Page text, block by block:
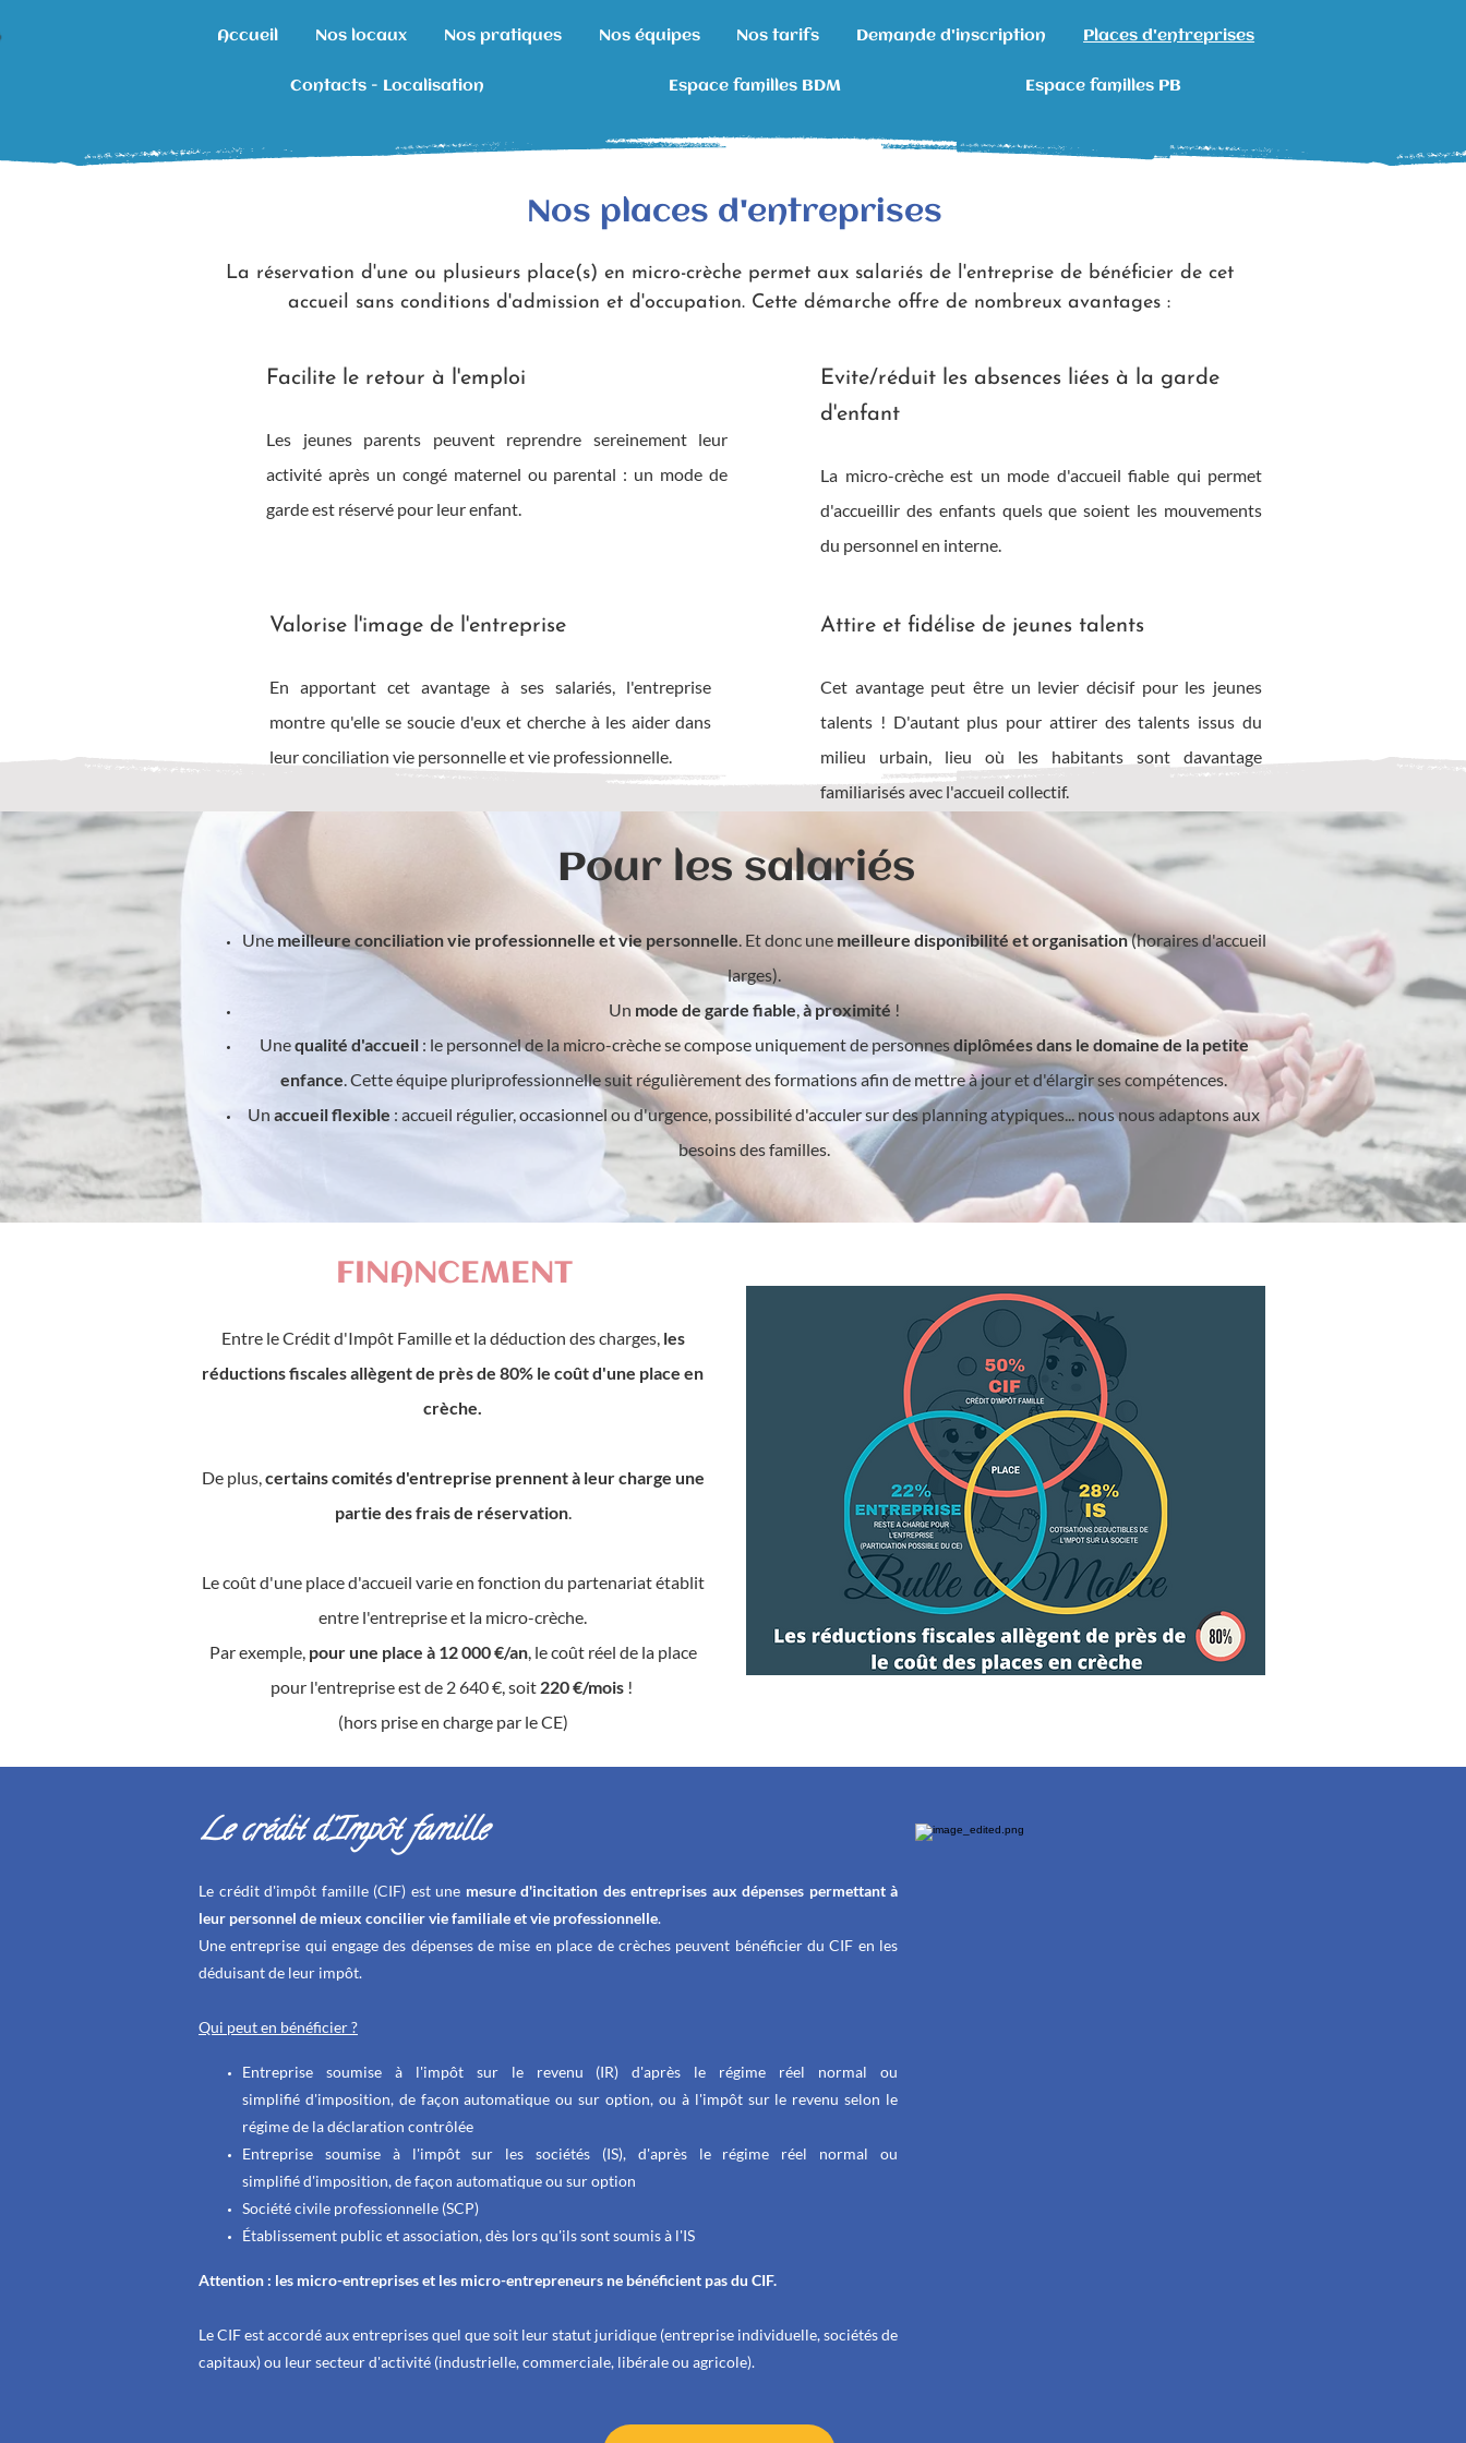
Accueil Nos locaux Nos pratiques Nos équipes Nos tarifs Demande d'inscription Places d'entreprises
Contacts - Localisation Espace familles BDM Espace familles PB
Nos places d'entreprises
La réservation d'une ou plusieurs place(s) en micro-crèche permet aux salariés de l'entreprise de bénéficier de cet
accueil sans conditions d'admission et d'occupation. Cette démarche offre de nombreux avantages :
Facilite le retour à l'emploi
Les jeunes parents peuvent reprendre sereinement leur
activité après un congé maternel ou parental : un mode de
garde est réservé pour leur enfant.
Evite/réduit les absences liées à la garde
d'enfant
La micro-crèche est un mode d'accueil fiable qui permet
d'accueillir des enfants quels que soient les mouvements
du personnel en interne.
Valorise l'image de l'entreprise
En apportant cet avantage à ses salariés, l'entreprise
montre qu'elle se soucie d'eux et cherche à les aider dans
leur conciliation vie personnelle et vie professionnelle.
Attire et fidélise de jeunes talents
Cet avantage peut être un levier décisif pour les jeunes
talents ! D'autant plus pour attirer des talents issus du
milieu urbain, lieu où les habitants sont davantage
familiarisés avec l'accueil collectif.
Pour les salariés
Une meilleure conciliation vie professionnelle et vie personnelle. Et donc une meilleure disponibilité et organisation(horaires d'accueil
larges).
Un mode de garde fiable,à proximité !
Unequalité d'accueil : le personnel de la micro-crèche se compose uniquement de personnesdiplômées dans le domaine de la petite
enfance. Cette équipe pluriprofessionnelle suit régulièrement des formations afin de mettre à jour et d'élargir ses compétences.
Un accueil flexible : accueil régulier, occasionnel ou d'urgence, possibilité d'acculer sur des planning atypiques... nous nous adaptons aux
besoins des familles.
FINANCEMENT
Entre le Crédit d'Impôt Famille et la déduction des charges, les
réductions fiscales allègent de près de 80% le coût d'une place en
crèche.
De plus,certains comités d'entreprise prennent à leur charge une
partie des frais de réservation.
Le coût d'une place d'accueil varie en fonction du partenariat établit
entre l'entreprise et la micro-crèche.
Par exemple, pour une place à 12 000 €/an, le coût réel de la place
pour l'entreprise est de 2 640 €, soit 220 €/mois!
(hors prise en charge par le CE)
Le crédit d'Impôt famille
Le crédit d'impôt famille (CIF) est une mesure d'incitation des entreprises aux dépenses permettant à
leur personnel de mieux concilier vie familiale et vie professionnelle.
Une entreprise qui engage des dépenses de mise en place de crèches peuvent bénéficier du CIF en les
déduisant de leur impôt.
Qui peut en bénéficier ?
Entreprise soumise à l'impôt sur le revenu (IR) d'après le régime réel normal ou
simplifié d'imposition, de façon automatique ou sur option, ou à l'impôt sur le revenu selon le
régimede la déclaration contrôlée
Entreprise soumise à l'impôt sur les sociétés (IS), d'après le régime réel normal ou
simplifiéd'imposition, de façon automatique ou sur option
Société civile professionnelle (SCP)
Établissement public et association, dès lors qu'ils sont soumis à l'IS
Attention : les micro-entreprises et les micro-entrepreneurs ne bénéficient pas du CIF.
Le CIF est accordé aux entreprises quel que soit leur statut juridique (entreprise individuelle, sociétés de
capitaux) ou leur secteur d'activité (industrielle, commerciale, libérale ou agricole).